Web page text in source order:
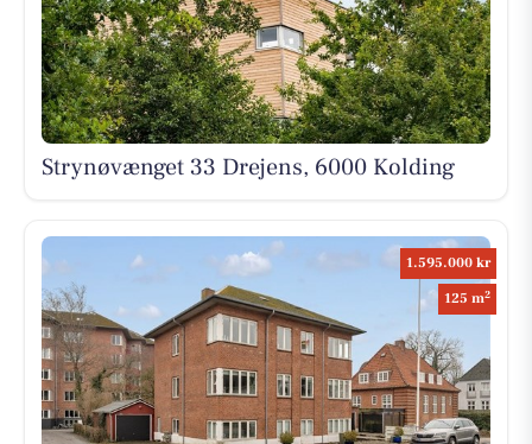
Strynøvænget 33 Drejens, 6000 Kolding
1.595.000 kr
125 m2